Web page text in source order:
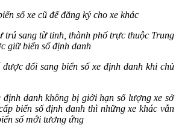
số xe cũ để đăng ký cho xe khác
trú sang từ tỉnh, thành phố trực thuộc Trung
giữ biển số định danh
đổi sang biển số xe định danh khi chủ
định danh không bị giới hạn số lượng xe sở
biển số định danh thì những xe khác vẫn
số mới tương ứng